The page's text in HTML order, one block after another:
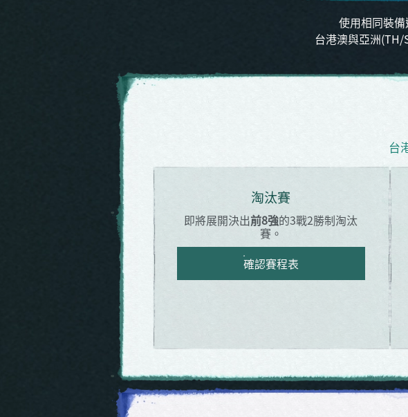
使用相同裝
台港澳與亞洲(TH/
台
淘汰賽
即將展開決出前8強的3戰2勝制淘汰
賽。
確認賽程表